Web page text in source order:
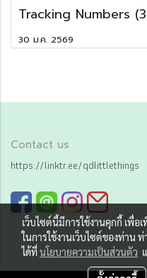
Tracking Numbers
30 ม.ค. 2569
Contact us
https://linktr.ee/qdlittlethings
เว็บไซต์นี้มีการใช้งานคุกกี้ เพื่
ในการใช้งานเว็บไซต์ของท่าน
ได้ที่นโยบายความเป็นส่วนตัว